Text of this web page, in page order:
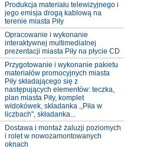
Produkcja materiału telewizyjnego i
jego emisja drogą kablową na
terenie miasta Piły
Opracowanie i wykonanie
interaktywnej multimedialnej
prezentacji miasta Piły na płycie CD
Przygotowanie i wykonanie pakietu
materiałów promocyjnych miasta
Piły składającego się z
następujących elementów: teczka,
plan miasta Piły, komplet
widokówek, składanka ,,Piła w
liczbach", składanka...
Dostawa i montaż żaluzji poziomych
i rolet w nowozamontowanych
oknach